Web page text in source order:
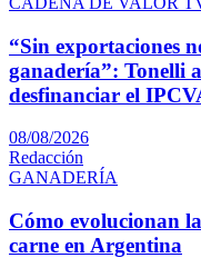
“Sin exportaciones
ganadería”: Tonelli
desfinanciar el
08/08/2026
Redacción
GANADERÍA
Cómo evolucionan
carne en Argentina